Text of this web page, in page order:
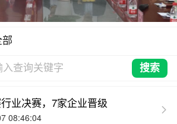
业决赛，7家企业晋级
08:46:04